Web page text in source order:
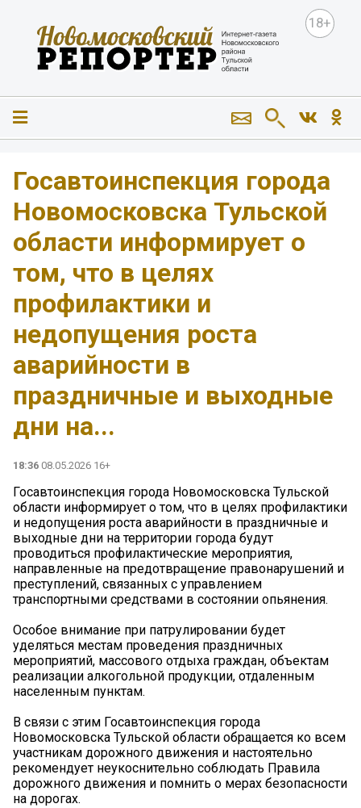
18+
Госавтоинспекция города
Новомосковска Тульской
области информирует о
том, что в целях
профилактики и
недопущения роста
аварийности в
праздничные и выходные
дни на...
18:36 08.05.2026 16+
Госавтоинспекция города Новомосковска Тульской
области информирует о том, что в целях профилактики
и недопущения роста аварийности в праздничные и
выходные дни на территории города будут
проводиться профилактические мероприятия,
направленные на предотвращение правонарушений и
преступлений, связанных с управлением
транспортными средствами в состоянии опьянения.
Особое внимание при патрулировании будет
уделяться местам проведения праздничных
мероприятий, массового отдыха граждан, объектам
реализации алкогольной продукции, отдаленным
населенным пунктам.
В связи с этим Госавтоинспекция города
Новомосковска Тульской области обращается ко всем
участникам дорожного движения и настоятельно
рекомендует неукоснительно соблюдать Правила
дорожного движения и помнить о мерах безопасности
на дорогах.